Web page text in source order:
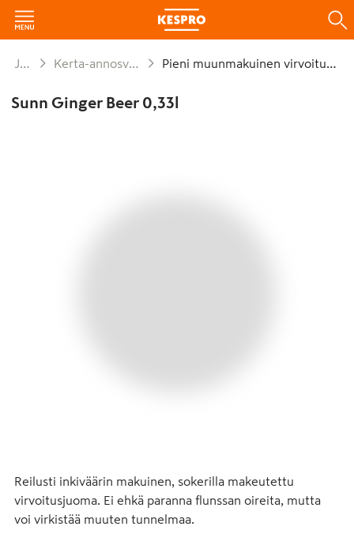
Juomat Kerta-annosvirvoitusjuomat Pieni muunmakuinen virvoitusjuoma
Sunn Ginger Beer 0,33l
Reilusti inkiväärin makuinen, sokerilla makeutettu
virvoitusjuoma. Ei ehkä paranna flunssan oireita, mutta
voi virkistää muuten tunnelmaa.